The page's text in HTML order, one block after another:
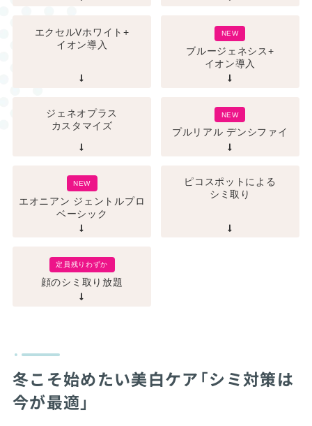
エクセルVホワイト+
イオン導入
NEW
ブルージェネシス+
イオン導入
ジェネオプラス
カスタマイズ
NEW
プルリアル デンシファイ
NEW
エオニアン ジェントルプロ
ベーシック
ピコスポットによる
シミ取り
定員残りわずか
顔のシミ取り放題
冬こそ始めたい美白ケア「シミ対策は
今が最適」